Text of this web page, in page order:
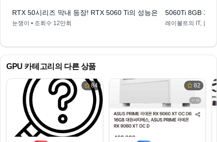
RTX 50시리즈 막내 등장! RTX 5060 Ti의 성능은?
눈쟁이 • 조회수 12만회
5060Ti 8GB 과
레이볼트의 IT, 컴퓨
GPU 카테고리의 다른 상품
84 82